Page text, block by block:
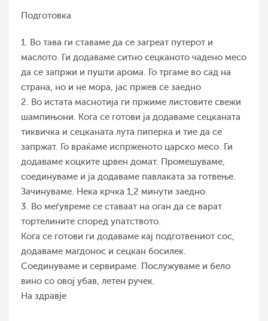
Подготовка
1. Во тава ги ставаме да се загреат путерот и
маслото. Ги додаваме ситно сецканото чадено месо
да се запржи и пушти арома. Го тргаме во сад на
страна, но и не мора, јас пржев се заедно
2. Во истата маснотија ги пржиме листовите свежи
шампињони. Кога се готови ја додаваме сецканата
тиквичка и сецканата лута пиперка и тие да се
запржат. Го враќаме испрженото царско месо. Ги
додаваме коцките црвен домат. Промешуваме,
соединуваме и ја додаваме павлаката за готвење.
Зачинуваме. Нека крчка 1,2 минути заедно.
3. Во меѓувреме се ставаат на оган да се варат
тортелините според упатството.
Кога се готови ги додаваме кај подготвениот сос,
додаваме магдонос и сецкан босилек.
Соединуваме и сервираме. Послужуваме и бело
вино со овој убав, летен ручек.
На здравје